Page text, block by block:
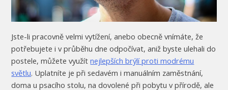
Jste-li pracovně velmi vytížení, anebo obecně vnímáte, že
potřebujete i v průběhu dne odpočívat, aniž byste ulehali do
postele, můžete využítnejlepších brýlí proti modrému
světlu. Uplatníte je při sedavém i manuálním zaměstnání,
doma u psacího stolu, na dovolené při pobytu v přírodě, ale